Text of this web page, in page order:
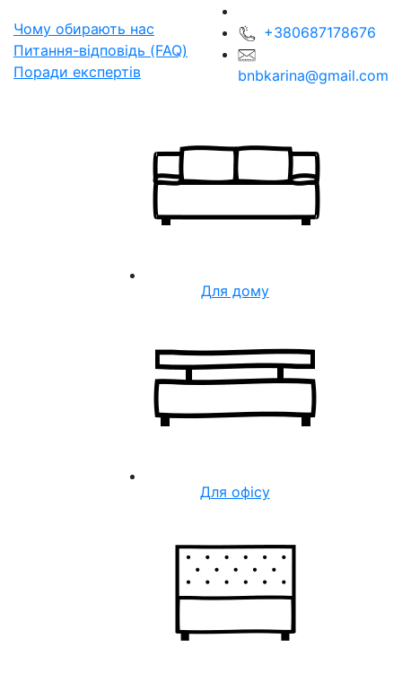
Чому обирають нас
Питання-відповідь (FAQ)
Поради експертів
+380687178676
bnbkarina@gmail.com
Для дому
Для офісу